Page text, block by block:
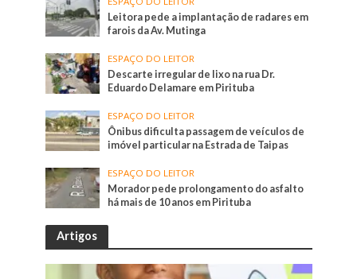
Leitora pede a implantação de radares em
farois da Av. Mutinga
ESPAÇO DO LEITOR
Descarte irregular de lixo na rua Dr.
Eduardo Delamare em Pirituba
ESPAÇO DO LEITOR
Ônibus dificulta passagem de veículos de
imóvel particular na Estrada de Taipas
ESPAÇO DO LEITOR
Morador pede prolongamento do asfalto
há mais de 10 anos em Pirituba
Artigos